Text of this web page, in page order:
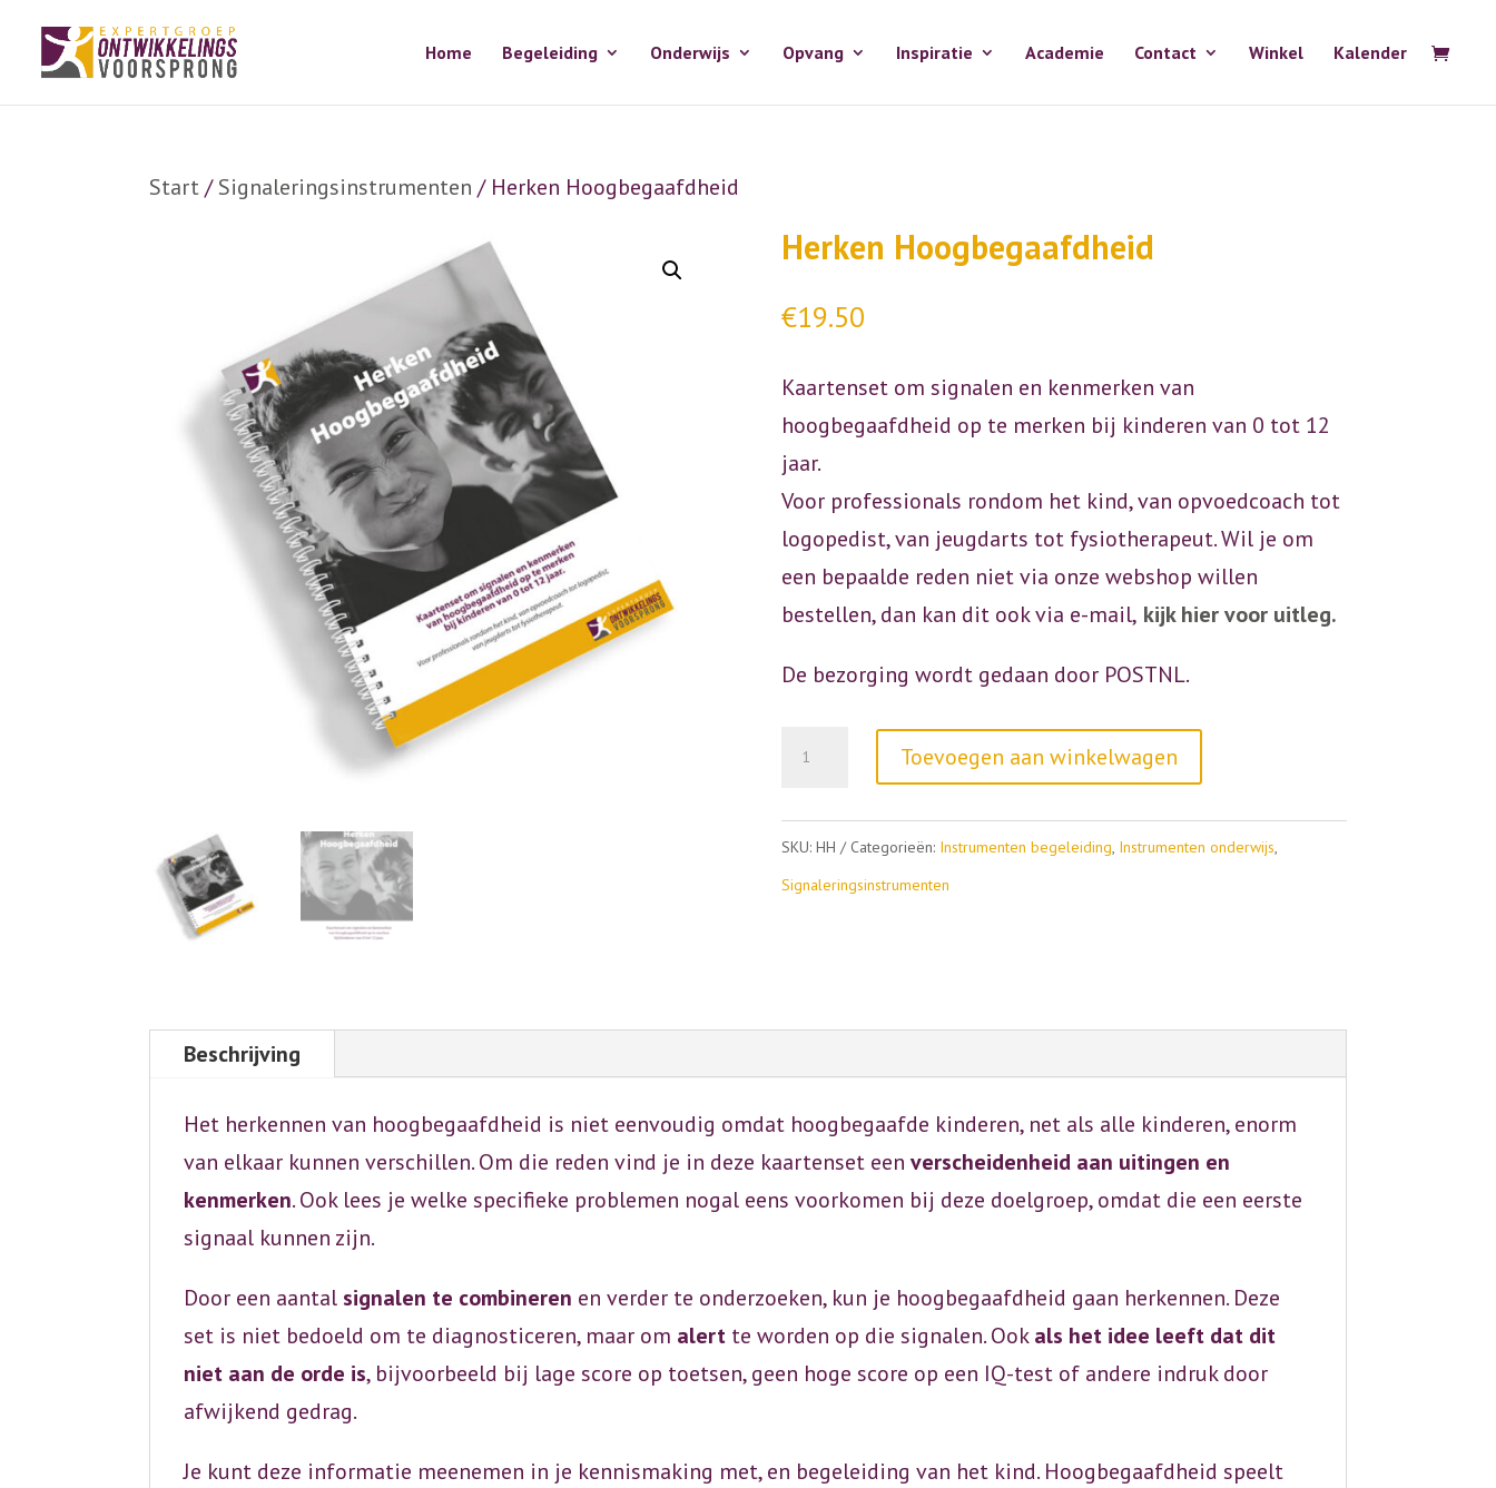
Home Begeleiding Onderwijs Opvang Inspiratie Academie Contact Winkel Kalender
Start/Signaleringsinstrumenten / Herken Hoogbegaafdheid
Herken Hoogbegaafdheid
€19.50
Kaartenset om signalen en kenmerken van
hoogbegaafdheid op te merken bij kinderen van 0 tot 12
jaar.
Voor professionals rondom het kind, van opvoedcoach tot
logopedist, van jeugdarts tot fysiotherapeut. Wil je om
een bepaalde reden niet via onze webshop willen
bestellen, dan kan dit ook via e-mail, kijk hier voor uitleg.
De bezorging wordt gedaan door POSTNL.
Herken
Hoogbegaafdheid
aantal
Toevoegen aan winkelwagen
l
t
e
v
e
:
SKU: HH Categorieën: Instrumenten begeleiding, Instrumenten onderwijs,
Signaleringsinstrumenten
Beschrijving
Het herkennen van hoogbegaafdheid is niet eenvoudig omdat hoogbegaafde kinderen, net als alle kinderen, enorm
van elkaar kunnen verschillen. Om die reden vind je in deze kaartenset eenverscheidenheid aan uitingen en
kenmerken. Ook lees je welke specifieke problemen nogal eens voorkomen bij deze doelgroep, omdat die een eerste
signaal kunnen zijn.
Door een aantal signalen te combineren en verder te onderzoeken, kun je hoogbegaafdheid gaan herkennen. Deze
set is niet bedoeld om te diagnosticeren, maar om alert te worden op die signalen. Ookals het idee leeft dat dit
niet aan de orde is, bijvoorbeeld bij lage score op toetsen, geen hoge score op een IQ-test of andere indruk door
afwijkend gedrag.
Je kunt deze informatie meenemen in je kennismaking met, en begeleiding van het kind. Hoogbegaafdheid speelt